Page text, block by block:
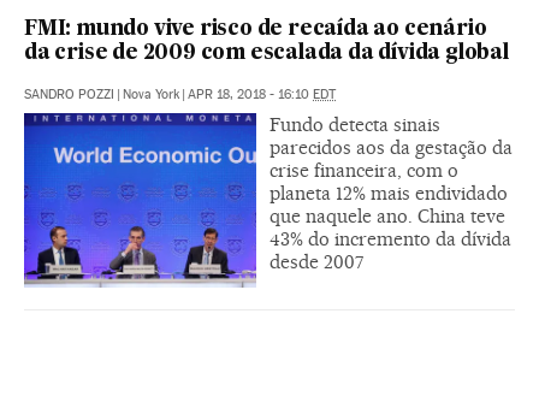
FMI: mundo vive risco de recaída ao cenário
da crise de 2009 com escalada da dívida global
SANDRO POZZI | Nova York | APR 18, 2018 - 16:10 EDT
Fundo detecta sinais
parecidos aos da gestação da
crise financeira, com o
planeta 12% mais endividado
que naquele ano. China teve
43% do incremento da dívida
desde 2007